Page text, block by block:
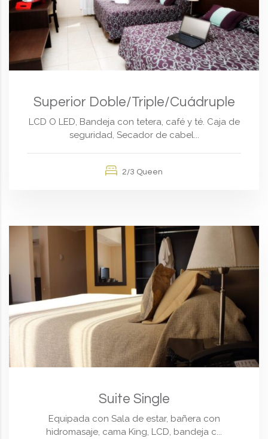
Superior Doble/Triple/Cuádruple
LCD O LED, Bandeja con tetera, café y té. Caja de
seguridad, Secador de cabel...
2/3 Queen
Suite Single
Equipada con Sala de estar, bañera con
hidromasaje, cama King, LCD, bandeja c...